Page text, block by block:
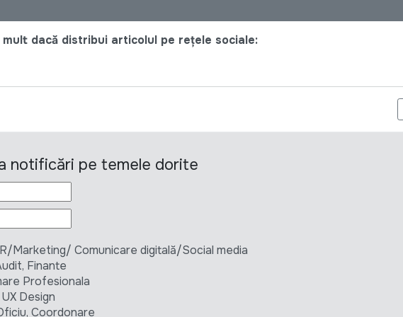
dacă distribui articolul pe rețele sociale:
RFQ-2023-205 MATERIALS FOR ESTABLISHMENT OF GLIA IMPACT HUB,
notificări pe temele dorite
Marketing/ Comunicare digitală/Social media
Finante
Profesionala
Design
Coordonare